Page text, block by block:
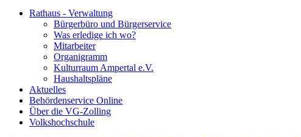
Rathaus - Verwaltung
Bürgerbüro und Bürgerservice
Was erledige ich wo?
Mitarbeiter
Organigramm
Kulturraum Ampertal e.V.
Haushaltspläne
Aktuelles
Behördenservice Online
Über die VG-Zolling
Volkshochschule